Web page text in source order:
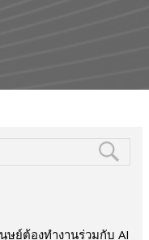
ษย์ต้องทำงานร่วมกับ AI